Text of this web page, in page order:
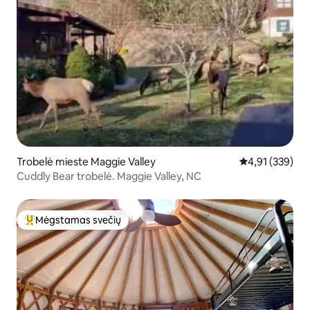
Trobelė mieste Maggie Valley Vidutinis
4,91 (339)
Cuddly Bear trobelė. Maggie Valley, NC
Svečių mėgstamiausias
Mėgstamas svečių